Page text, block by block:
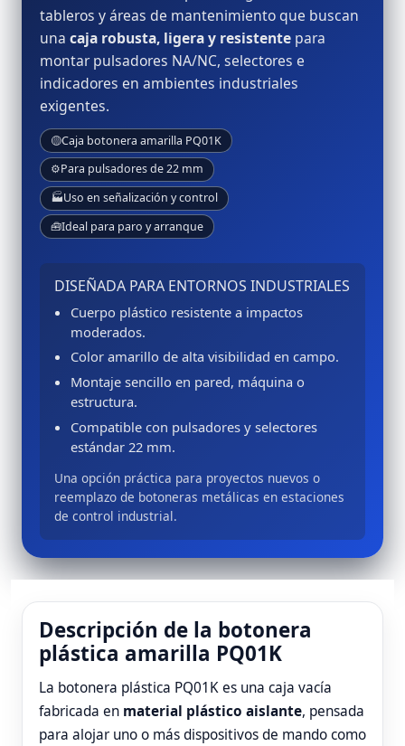
tableros y áreas de mantenimiento que buscan
una caja robusta, ligera y resistente para
montar pulsadores NA/NC, selectores e
indicadores en ambientes industriales
exigentes.
🟡Caja botonera amarilla PQ01K
⚙️Para pulsadores de 22 mm
🏭Uso en señalización y control
🧰Ideal para paro y arranque
DISEÑADA PARA ENTORNOS INDUSTRIALES
Cuerpo plástico resistente a impactos
moderados.
Color amarillo de alta visibilidad en campo.
Montaje sencillo en pared, máquina o
estructura.
Compatible con pulsadores y selectores
estándar 22 mm.
Una opción práctica para proyectos nuevos o
reemplazo de botoneras metálicas en estaciones
de control industrial.
Descripción de la botonera
plástica amarilla PQ01K
La botonera plástica PQ01K es una caja vacía
fabricada en material plástico aislante, pensada
para alojar uno o más dispositivos de mando como